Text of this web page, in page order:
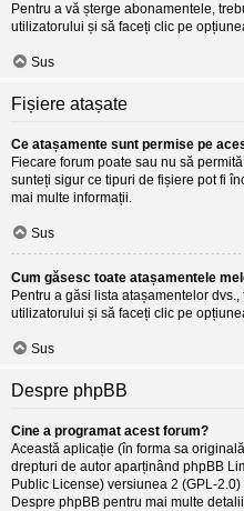
Pentru a vă șterge abonamentele,
utilizatorului și să faceți clic pe
Sus
Fișiere atașate
Ce atașamente sunt permise pe
Fiecare forum poate sau nu să
sunteți sigur ce tipuri de fișiere pot fi
mai multe informații.
Sus
Cum găsesc toate atașamentele
Pentru a găsi lista atașamentelor
utilizatorului și să faceți clic pe
Sus
Despre phpBB
Cine a programat acest forum?
Această aplicație (în forma sa
drepturi de autor aparținând phpBB
Public License) versiunea 2 (GPL-
Despre phpBB pentru mai multe